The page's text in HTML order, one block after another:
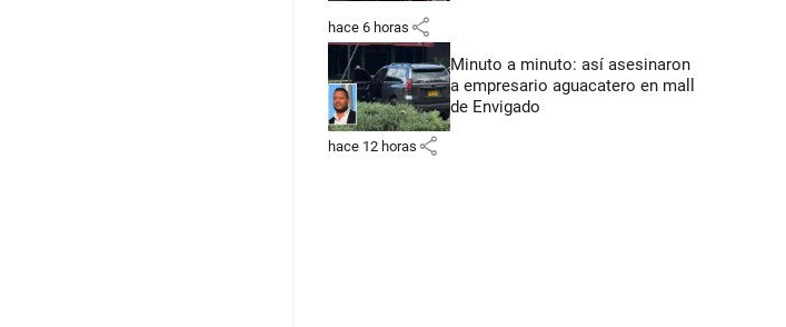
hace 6 horas share
Minuto a minuto: así asesinaron
a empresario aguacatero en mall
de Envigado
hace 12 horas share